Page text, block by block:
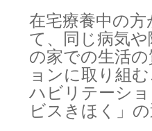
在宅療養中の
て、同じ病気
の家での生活
ョンに取り組
ハビリテーシ
ビスきほく」